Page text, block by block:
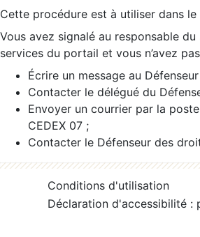
Cette procédure est à utiliser dans le
Vous avez signalé au responsable
services du portail et vous n’avez
Écrire un message au
Contacter le délégué du
Envoyer un courrier par la
CEDEX 07 ;
Contacter le Défenseur des
Conditions d'utilisation
Déclaration d'accessibilité :